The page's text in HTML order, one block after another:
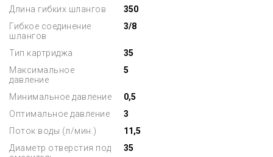
Длина гибких шлангов
350
Гибкое соединение
шлангов
3/8
Тип картриджа
35
Максимальное
давление
5
Минимальное давление
0,5
Оптимальное давление
3
Поток воды (л/мин.)
11,5
Диаметр отверстия под
35